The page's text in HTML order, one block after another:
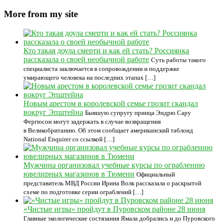
More from my site
Кто такая доула смерти и как ей стать? Россиянка
рассказала о своей необычной работе Суть работы такого
специалиста заключается в сопровождении и поддержке
умирающего человека на последних этапах […]
Новым арестом в королевской семье грозит скандал
вокруг Эпштейна Бывшую супругу принца Эндрю Сару
Фергюсон могут задержать в случае возвращения
в Великобританию. Об этом сообщает американский таблоид
National Enquirer со ссылкой […]
Мужчина организовал учебные курсы по ограблению
ювелирных магазинов в Тюмени Официальный
представитель МВД России Ирина Волк рассказала о раскрытой
схеме по подготовке серии ограблений […]
«Чистые игры» пройдут в Пуровском районе 28 июня
Главные экологические состязания Ямала добрались и до Пуровского